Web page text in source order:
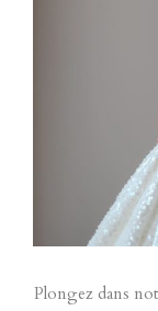
Plongez dans